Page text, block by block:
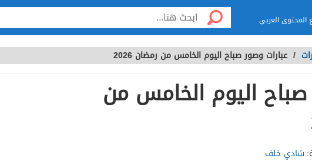
المحتوى العربي
/ عبارات وصور صباح اليوم الخامس من رمضان 2026
صباح اليوم الخامس من
شادي خلف